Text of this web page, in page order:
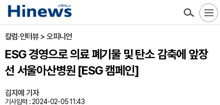
칼럼·인터뷰 > 오피니언
ESG 경영으로 의료 폐기물 및 탄소 감축에 앞장
선 서울아산병원 [ESG 캠페인]
김지예 기자
기사입력 : 2024-02-05 11:43